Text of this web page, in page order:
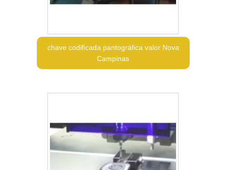
chave codificada pantográfica valor Nova
Campinas